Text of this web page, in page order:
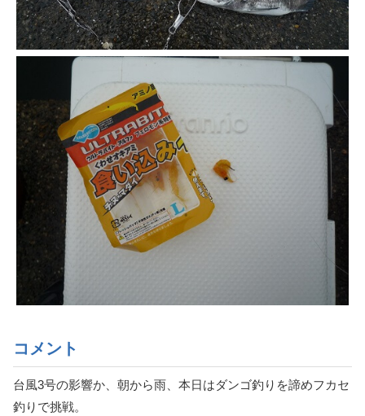
コメント
台風3号の影響か、朝から雨、本日はダンゴ釣りを諦めフカセ
釣りで挑戦。